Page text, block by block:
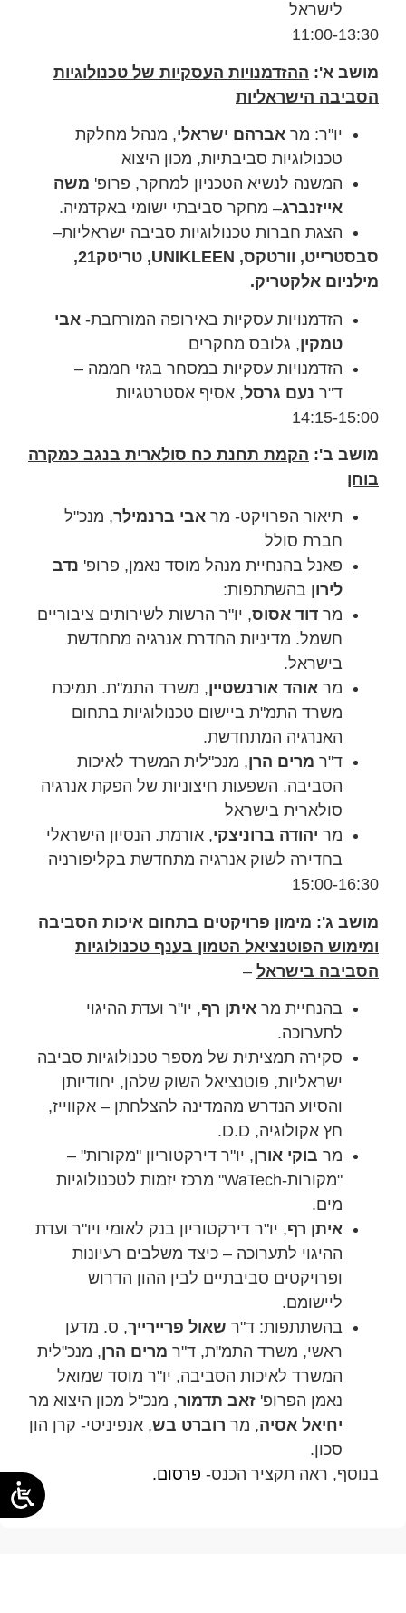
לישראל
11:00-13:30
מושב א': ההזדמנויות העסקיות של טכנולוגיות
הסביבה הישראליות
יו"ר: מר אברהם ישראלי, מנהל מחלקת
טכנולוגיות סביבתיות, מכון היצוא
המשנה לנשיא הטכניון למחקר, פרופ' משה
אייזנברג– מחקר סביבתי ישומי באקדמיה.
הצגת חברות טכנולוגיות סביבה ישראליות–
סבסטרייט, וורטקס, UNIKLEEN
, טריטק21,
מילניום אלקטריק.
הזדמנויות עסקיות באירופה המורחבת- אבי
טמקין, גלובס מחקרים
הזדמנויות עסקיות במסחר בגזי חממה –
ד"ר נעם גרסל, אסיף אסטרטגיות
14:15-15:00
מושב ב': הקמת תחנת כח סולארית בנגב כמקרה
בוחן
תיאור הפרויקט- מר אבי ברנמילר, מנכ"ל
חברת סולל
פאנל בהנחיית מנהל מוסד נאמן, פרופ' נדב
לירון בהשתתפות:
מר דוד אסוס, יו"ר הרשות לשירותים ציבוריים
חשמל. מדיניות החדרת אנרגיה מתחדשת
בישראל.
מר אוהד אורנשטיין, משרד התמ"ת. תמיכת
משרד התמ"ת ביישום טכנולוגיות בתחום
האנרגיה המתחדשת.
ד"ר מרים הרן, מנכ"לית המשרד לאיכות
הסביבה. השפעות חיצוניות של הפקת אנרגיה
סולארית בישראל
מר יהודה ברוניצקי, אורמת. הנסיון הישראלי
בחדירה לשוק אנרגיה מתחדשת בקליפורניה
15:00-16:30
מושב ג': מימון פרויקטים בתחום איכות הסביבה
ומימוש הפוטנציאל הטמון בענף טכנולוגיות
הסביבה בישראל –
בהנחיית מר איתן רף, יו"ר ועדת ההיגוי
לתערוכה.
סקירה תמציתית של מספר טכנולוגיות סביבה
ישראליות, פוטנציאל השוק שלהן, יחודיותן
והסיוע הנדרש מהמדינה להצלחתן – אקווייז,
חץ אקולוגיה, D.D.
מר בוקי אורן, יו"ר דירקטוריון "מקורות" –
"מקורות-WaTech" מרכז יזמות לטכנולוגיות
מים.
איתן רף, יו"ר דירקטוריון בנק לאומי ויו"ר ועדת
ההיגוי לתערוכה – כיצד משלבים רעיונות
ופרויקטים סביבתיים לבין ההון הדרוש
ליישומם.
בהשתתפות: ד"ר שאול פריירייך, ס. מדען
ראשי, משרד התמ"ת, ד"ר מרים הרן, מנכ"לית
המשרד לאיכות הסביבה, יו"ר מוסד שמואל
נאמן הפרופ' זאב תדמור, מנכ"ל מכון היצוא מר
יחיאל אסיה, מר רוברט בש, אנפיניטי- קרן הון
סכון.
בנוסף, ראה תקציר הכנס- פרסום.